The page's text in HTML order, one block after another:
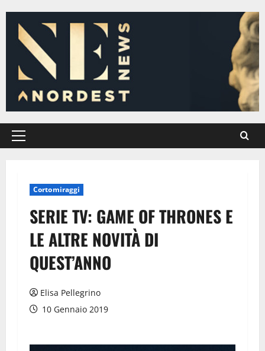
contenuto
Menu
Cortomiraggi
SERIE TV: GAME OF THRONES E
LE ALTRE NOVITÀ DI
QUEST’ANNO
Elisa Pellegrino
10 Gennaio 2019